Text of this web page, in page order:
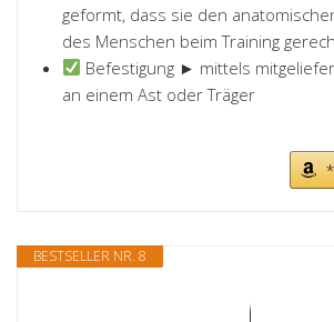
geformt, dass sie den
des Menschen beim Training
Befestigung ► mittels
an einem Ast oder Träger
BESTSELLER NR. 8